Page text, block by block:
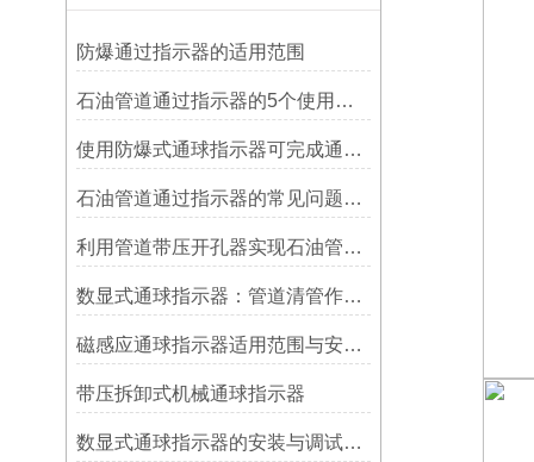
防爆通过指示器的适用范围
石油管道通过指示器的5个使用说明
使用防爆式通球指示器可完成通球指示功能
石油管道通过指示器的常见问题及解决方式
利用管道带压开孔器实现石油管道通过指示器的在线维修
数显式通球指示器：管道清管作业的智能监测关键设备
磁感应通球指示器适用范围与安装方法
带压拆卸式机械通球指示器
数显式通球指示器的安装与调试技巧